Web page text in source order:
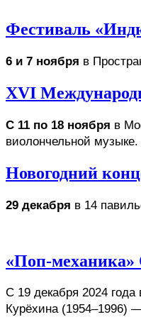
Фестиваль
6 и 7 ноября в
XVI
C 11 по 18 ноября в
виолончельной музыке.
Новогодний
29 декабря в 14
«Поп-механика»
С 19 декабря 2024
Курёхина (1954–1996)